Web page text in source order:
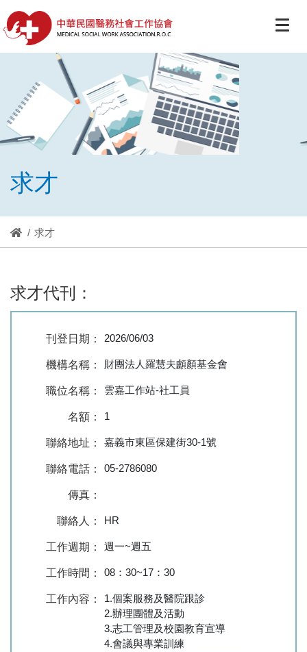
求才
求才
求才代刊：
刊登日期： 2026/06/03
機構名稱： 財團法人羅慧夫顱顏基金會
職位名稱： 雲嘉工作站-社工員
名額： 1
聯絡地址： 嘉義市東區保建街30-1號
聯絡電話： 05-2786080
傳真：
聯絡人： HR
工作週期： 週一~週五
工作時間： 08：30~17：30
工作內容：
1.個案服務及醫院跟診
2.辦理團體及活動
3.志工管理及校園教育宣導
4.會議與專業訓練